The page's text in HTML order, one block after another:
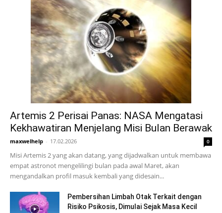
Artemis 2 Perisai Panas: NASA Mengatasi
Kekhawatiran Menjelang Misi Bulan Berawak
maxwelhelp - 17.02.2026 0
Misi Artemis 2 yang akan datang, yang dijadwalkan untuk membawa
empat astronot mengelilingi bulan pada awal Maret, akan
mengandalkan profil masuk kembali yang didesain...
Pembersihan Limbah Otak Terkait dengan
Risiko Psikosis, Dimulai Sejak Masa Kecil